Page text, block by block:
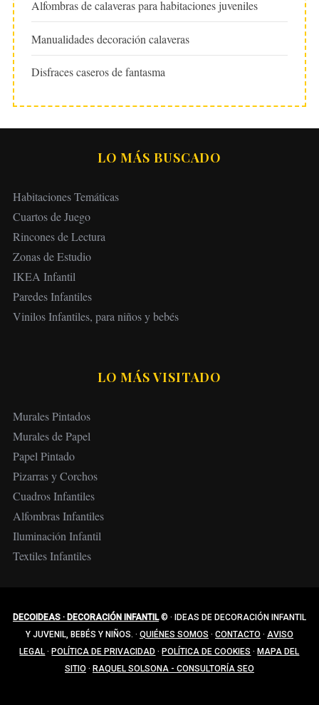
Alfombras de calaveras para habitaciones juveniles
Manualidades decoración calaveras
Disfraces caseros de fantasma
LO MÁS BUSCADO
Habitaciones Temáticas
Cuartos de Juego
Rincones de Lectura
Zonas de Estudio
IKEA Infantil
Paredes Infantiles
Vinilos Infantiles, para niños y bebés
LO MÁS VISITADO
Murales Pintados
Murales de Papel
Papel Pintado
Pizarras y Corchos
Cuadros Infantiles
Alfombras Infantiles
Iluminación Infantil
Textiles Infantiles
DECOIDEAS · DECORACIÓN INFANTIL© ·
IDEAS DE DECORACIÓN INFANTIL
Y JUVENIL, BEBÉS Y NIÑOS. · QUIÉNES SOMOS · CONTACTO · AVISO
LEGAL · POLÍTICA DE PRIVACIDAD · POLÍTICA DE COOKIES · MAPA DEL
SITIO · RAQUEL SOLSONA - CONSULTORÍA SEO